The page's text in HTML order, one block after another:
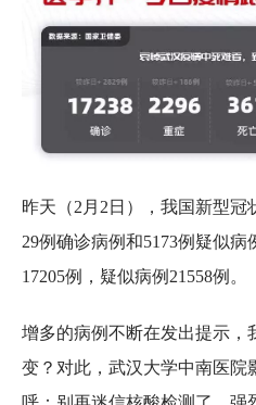
昨天（2月2日），我国新型
29例确诊病例和5173例疑似
17205例，疑似病例21558例。
增多的病例不断在发出提示，
变？对此，武汉大学中南医院